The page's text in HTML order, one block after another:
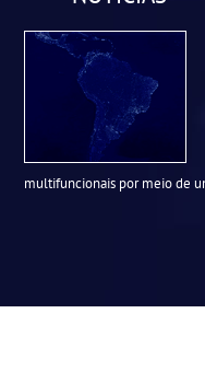
multifuncionais por meio de